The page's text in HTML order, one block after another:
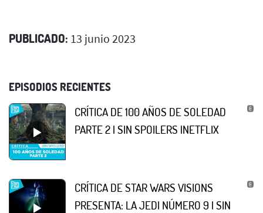
PUBLICADO: 13 junio 2023
EPISODIOS RECIENTES
CRÍTICA DE 100 AÑOS DE SOLEDAD
PARTE 2 | SIN SPOILERS |NETFLIX
CRÍTICA DE STAR WARS VISIONS
PRESENTA: LA JEDI NÚMERO 9 | SIN